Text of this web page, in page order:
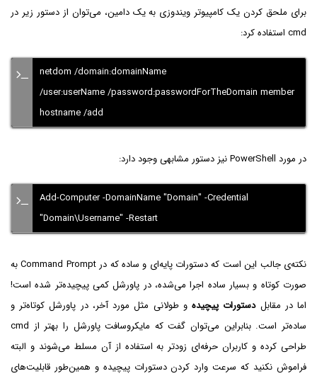
برای ملحق کردن یک کامپیوتر ویندوزی به یک دامین، می‌توان از دستور زیر در
cmd استفاده کرد:
netdom /domain:domainName
/user:userName /password:passwordForTheDomain member
hostname /add
در مورد PowerShell نیز دستور مشابهی وجود دارد:
Add-Computer -DomainName "Domain" -Credential
"Domain\Username" -Restart
نکته‌ی جالب این است که دستورات پایه‌ای و ساده که در Command Prompt به
صورت کوتاه و بسیار ساده اجرا می‌شده، در پاورشل کمی پیچیده‌تر شده است!
اما در مقابلدستورات پیچیدهو طولانی مثل مورد آخر، در پاورشل کوتاه‌تر و
ساده‌تر است. بنابراین می‌توان گفت که مایکروسافت پاورشل را بهتر از cmd
طراحی کرده و کاربران حرفه‌ای زودتر به استفاده از آن مسلط می‌شوند و البته
فراموش نکنید که سرعت وارد کردن دستورات پیچیده و همین‌طور قابلیت‌های